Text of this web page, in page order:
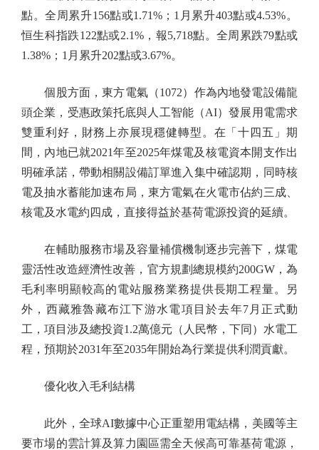
點。全周累升156點或1.71%；1月累升403點或4.53%。
恒生科指跌122點或2.1%，報5,718點。全周累跌79點或
1.38%；1月累升202點或3.67%。
個股方面，東方電氣（1072）作為內地發電設備龍
頭企業，受惠政策托底與人工智能（AI）發展用電需求
雙重利好，財務上亦展現穩健轉型。在「十四五」期
間，內地已就2021年至2025年煤電及核電資本開支作出
明確承諾，帶動相關設備訂單進入集中確認期，同時核
電及抽水蓄能加速布局，東方電氣在火電市佔約三成、
核電及水電約四成，直接得益於基荷電源投資的延續。
在輔助服務市場及容量補償機制逐步完善下，煤電
靈活性改造經濟性改善，官方規劃總規模約200GW，為
毛利率明顯較高的電站服務業務提供長期工程量。另
外，西藏雅魯藏布江下游水電項目於去年7月正式動
工，項目涉及總投資1.2萬億元（人民幣，下同）水電工
程，預期於2031年至2035年開始為行業提供利潤貢獻。
優化收入毛利結構
此外，全球AI數據中心正重塑用電結構，美國等主
要市場的雲計算及算力園區需全天候高可靠基荷電源，